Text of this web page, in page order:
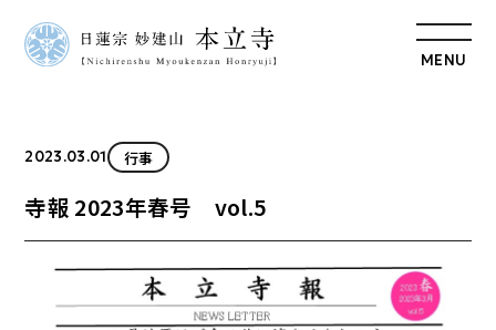
MENU
2023.03.01 行事
寺報 2023年春号 vol.5